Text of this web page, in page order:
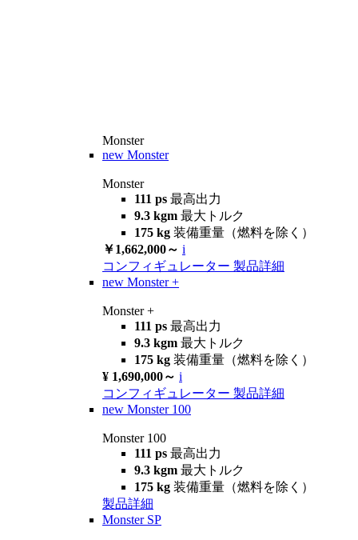
Monster
new Monster
Monster
111 ps 最高出力
9.3 kgm 最大トルク
175 kg 装備重量（燃料を除く）
￥1,662,000～ i
コンフィギュレーター 製品詳細
new Monster +
Monster +
111 ps 最高出力
9.3 kgm 最大トルク
175 kg 装備重量（燃料を除く）
¥ 1,690,000～ i
コンフィギュレーター 製品詳細
new Monster 100
Monster 100
111 ps 最高出力
9.3 kgm 最大トルク
175 kg 装備重量（燃料を除く）
製品詳細
Monster SP